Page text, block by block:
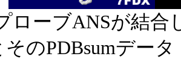
ローブANSが結合
そのPDBsumデー